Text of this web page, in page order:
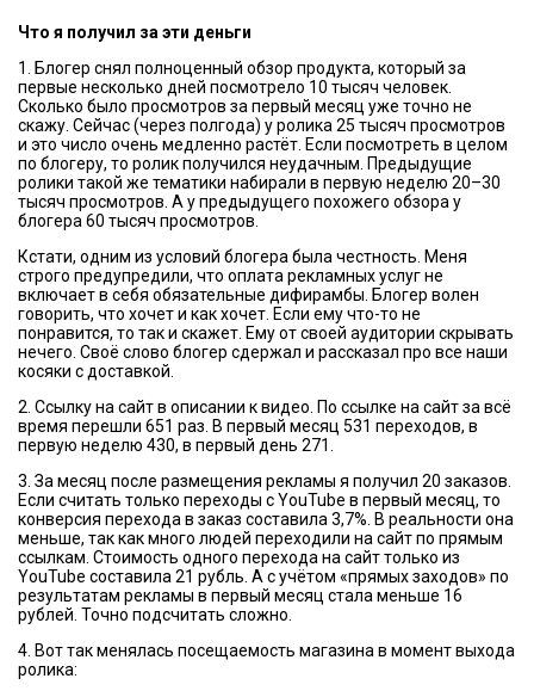
Что я получил за эти деньги
1. Блогер снял полноценный обзор продукта, который за
первые несколько дней посмотрело 10 тысяч человек.
Сколько было просмотров за первый месяц уже точно не
скажу. Сейчас (через полгода) у ролика 25 тысяч просмотров
и это число очень медленно растёт. Если посмотреть в целом
по блогеру, то ролик получился неудачным. Предыдущие
ролики такой же тематики набирали в первую неделю 20–30
тысяч просмотров. А у предыдущего похожего обзора у
блогера 60 тысяч просмотров.
Кстати, одним из условий блогера была честность. Меня
строго предупредили, что оплата рекламных услуг не
включает в себя обязательные дифирамбы. Блогер волен
говорить, что хочет и как хочет. Если ему что-то не
понравится, то так и скажет. Ему от своей аудитории скрывать
нечего. Своё слово блогер сдержал и рассказал про все наши
косяки с доставкой.
2. Ссылку на сайт в описании к видео. По ссылке на сайт за всё
время перешли 651 раз. В первый месяц 531 переходов, в
первую неделю 430, в первый день 271.
3. За месяц после размещения рекламы я получил 20 заказов.
Если считать только переходы с YouTube в первый месяц, то
конверсия перехода в заказ составила 3,7%. В реальности она
меньше, так как много людей переходили на сайт по прямым
ссылкам. Стоимость одного перехода на сайт только из
YouTube составила 21 рубль. А с учётом «прямых заходов» по
результатам рекламы в первый месяц стала меньше 16
рублей. Точно подсчитать сложно.
4. Вот так менялась посещаемость магазина в момент выхода
ролика: